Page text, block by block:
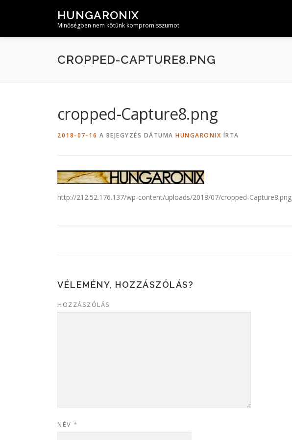
HUNGARONIX
Minőségben nem kötünk kompromisszumot.
CROPPED-CAPTURE8.PNG
cropped-Capture8.png
2018-07-16 A BEJEGYZÉS DÁTUMA HUNGARONIX ÍRTA
http://212.52.176.137/wp-content/uploads/2018/07/cropped-Capture8.png
VÉLEMÉNY, HOZZÁSZÓLÁS?
HOZZÁSZÓLÁS
NÉV *